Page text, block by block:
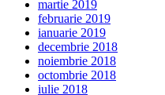
martie 2019
februarie 2019
ianuarie 2019
decembrie 2018
noiembrie 2018
octombrie 2018
iulie 2018